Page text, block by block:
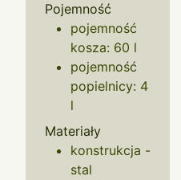
Pojemność
pojemność
kosza: 60 l
pojemność
popielnicy: 4
l
Materiały
konstrukcja -
stal